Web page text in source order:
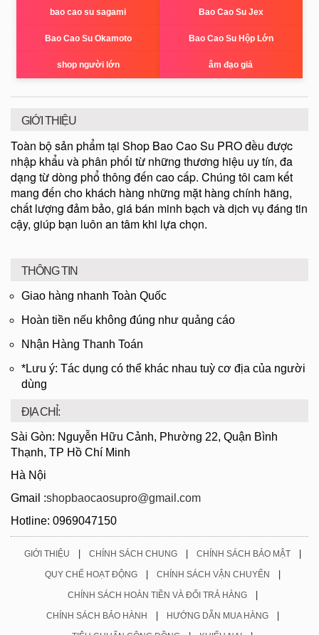
bao cao su sagami Bao Cao Su Jex
Bao Cao Su Okamoto Bao Cao Su Hộp Lớn
shop người lớn âm đạo giả
GIỚI THIỆU
Toàn bộ sản phẩm tại Shop Bao Cao Su PRO đều được
nhập khẩu và phân phối từ những thương hiệu uy tín, đa
dạng từ dòng phổ thông đến cao cấp. Chúng tôi cam kết
mang đến cho khách hàng những mặt hàng chính hãng,
chất lượng đảm bảo, giá bán minh bạch và dịch vụ đáng tin
cậy, giúp bạn luôn an tâm khi lựa chọn.
THÔNG TIN
Giao hàng nhanh Toàn Quốc
Hoàn tiền nếu không đúng như quảng cáo
Nhận Hàng Thanh Toán
*Lưu ý: Tác dụng có thể khác nhau tuỳ cơ địa của người
dùng
ĐỊA CHỈ:
Sài Gòn: Nguyễn Hữu Cảnh, Phường 22, Quận Bình
Thạnh, TP Hồ Chí Minh
Hà Nội
Gmail :shopbaocaosupro@gmail.com
Hotline: 0969047150
GIỚI THIỆU | CHÍNH SÁCH CHUNG | CHÍNH SÁCH BẢO MẬT |
QUY CHẾ HOẠT ĐỘNG | CHÍNH SÁCH VẬN CHUYỂN |
CHÍNH SÁCH HOÀN TIỀN VÀ ĐỔI TRẢ HÀNG |
CHÍNH SÁCH BẢO HÀNH | HƯỚNG DẪN MUA HÀNG |